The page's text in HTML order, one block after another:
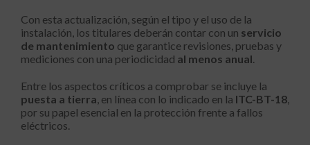
Con esta actualización, según el tipo y el uso de la
instalación, los titulares deberán contar con un servicio
de mantenimiento que garantice revisiones, pruebas y
mediciones con una periodicidad al menos anual.
Entre los aspectos críticos a comprobar se incluye la
puesta a tierra, en línea con lo indicado en la ITC-BT-18,
por su papel esencial en la protección frente a fallos
eléctricos.